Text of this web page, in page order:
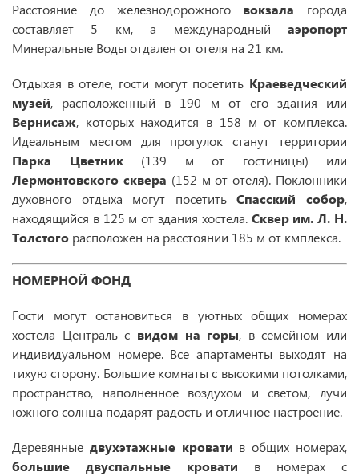
Расстояние до железнодорожного вокзала города
составляет 5 км, а международный аэропорт
Минеральные Воды отдален от отеля на 21 км.
Отдыхая в отеле, гости могут посетить Краеведческий
музей, расположенный в 190 м от его здания или
Вернисаж, которых находится в 158 м от комплекса.
Идеальным местом для прогулок станут территории
Парка Цветник(139 м от гостиницы) или
Лермонтовского сквера (152 м от отеля). Поклонники
духовного отдыха могут посетитьСпасский собор,
находящийся в 125 м от здания хостела. Сквер им. Л. Н.
Толстого расположен на расстоянии 185 м от кмплекса.
НОМЕРНОЙ ФОНД
Гости могут остановиться в уютных общих номерах
хостела Централь с видом на горы, в семейном или
индивидуальном номере. Все апартаменты выходят на
тихую сторону. Большие комнаты с высокими потолками,
пространство, наполненное воздухом и светом, лучи
южного солнца подарят радость и отличное настроение.
Деревянные двухэтажные кровати в общих номерах,
большие
двуспальные кровати в номерах с